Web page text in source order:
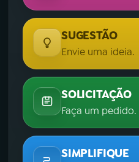
SUGESTÃO
Envie uma ideia.
SOLICITAÇÃO
Faça um pedido.
SIMPLIFIQUE